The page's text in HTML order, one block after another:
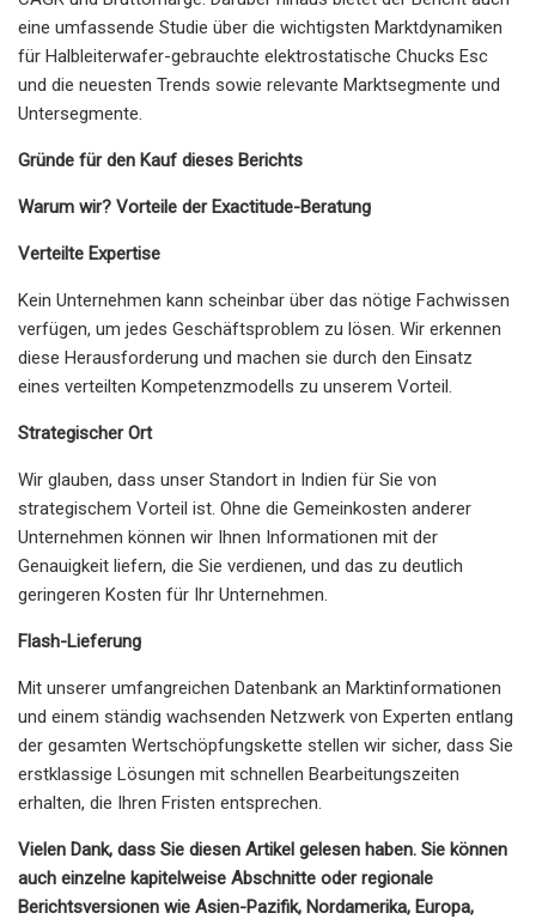
eine umfassende Studie über die wichtigsten Marktdynamiken
für Halbleiterwafer-gebrauchte elektrostatische Chucks Esc
und die neuesten Trends sowie relevante Marktsegmente und
Untersegmente.
Gründe für den Kauf dieses Berichts
Warum wir? Vorteile der Exactitude-Beratung
Verteilte Expertise
Kein Unternehmen kann scheinbar über das nötige Fachwissen
verfügen, um jedes Geschäftsproblem zu lösen. Wir erkennen
diese Herausforderung und machen sie durch den Einsatz
eines verteilten Kompetenzmodells zu unserem Vorteil.
Strategischer Ort
Wir glauben, dass unser Standort in Indien für Sie von
strategischem Vorteil ist. Ohne die Gemeinkosten anderer
Unternehmen können wir Ihnen Informationen mit der
Genauigkeit liefern, die Sie verdienen, und das zu deutlich
geringeren Kosten für Ihr Unternehmen.
Flash-Lieferung
Mit unserer umfangreichen Datenbank an Marktinformationen
und einem ständig wachsenden Netzwerk von Experten entlang
der gesamten Wertschöpfungskette stellen wir sicher, dass Sie
erstklassige Lösungen mit schnellen Bearbeitungszeiten
erhalten, die Ihren Fristen entsprechen.
Vielen Dank, dass Sie diesen Artikel gelesen haben. Sie können
auch einzelne kapitelweise Abschnitte oder regionale
Berichtsversionen wie Asien-Pazifik, Nordamerika, Europa,